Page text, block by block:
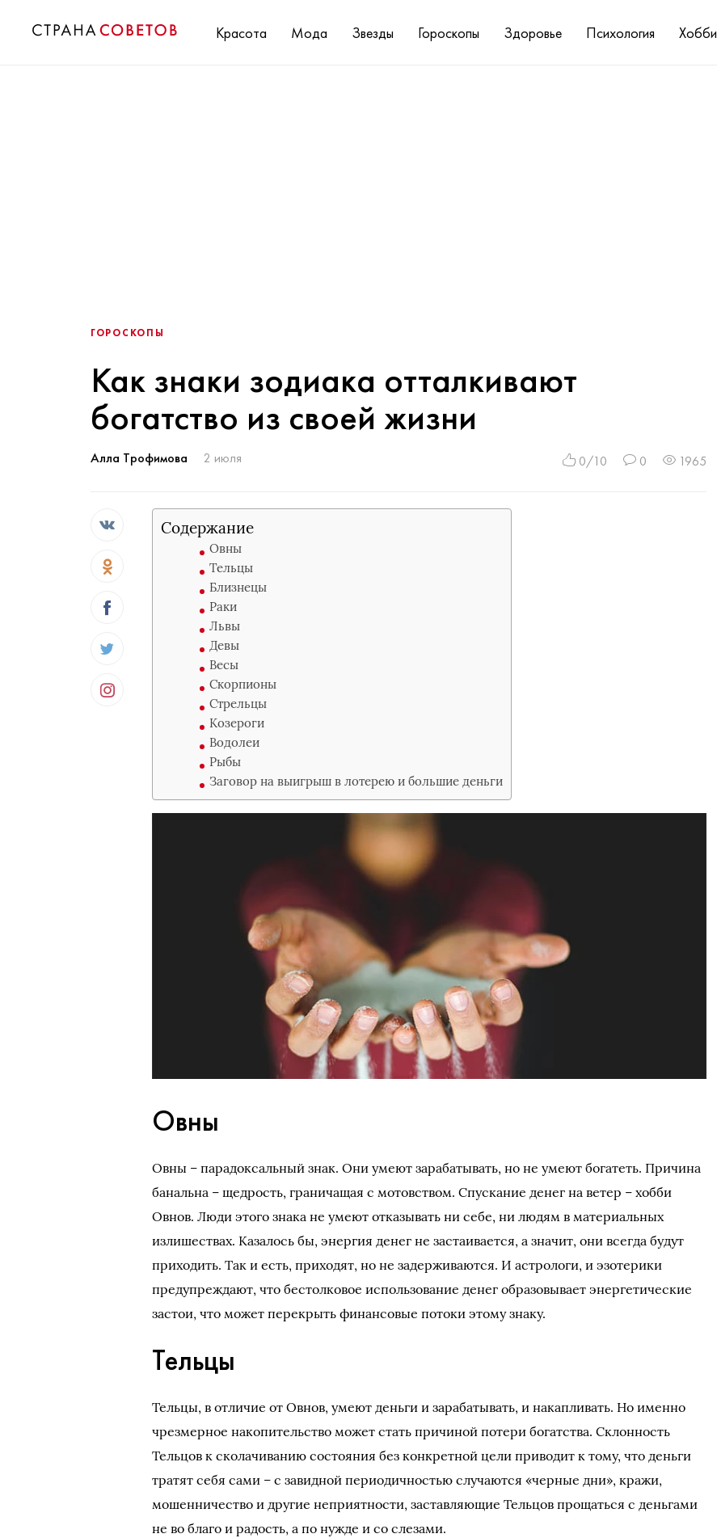
Красота Мода Звезды Гороскопы Здоровье Психология Хобби
ГОРОСКОПЫ
Как знаки зодиака отталкивают
богатство из своей жизни
Алла Трофимова 2 июля 0/10 0 1965
Содержание
Овны
Тельцы
Близнецы
Раки
Львы
Девы
Весы
Скорпионы
Стрельцы
Козероги
Водолеи
Рыбы
Заговор на выигрыш в лотерею и большие деньги
Овны
Овны – парадоксальный знак. Они умеют зарабатывать, но не умеют богатеть. Причина
банальна – щедрость, граничащая с мотовством. Спускание денег на ветер – хобби
Овнов. Люди этого знака не умеют отказывать ни себе, ни людям в материальных
излишествах. Казалось бы, энергия денег не застаивается, а значит, они всегда будут
приходить. Так и есть, приходят, но не задерживаются. И астрологи, и эзотерики
предупреждают, что бестолковое использование денег образовывает энергетические
застои, что может перекрыть финансовые потоки этому знаку.
Тельцы
Тельцы, в отличие от Овнов, умеют деньги и зарабатывать, и накапливать. Но именно
чрезмерное накопительство может стать причиной потери богатства. Склонность
Тельцов к сколачиванию состояния без конкретной цели приводит к тому, что деньги
тратят себя сами – с завидной периодичностью случаются «черные дни», кражи,
мошенничество и другие неприятности, заставляющие Тельцов прощаться с деньгами
не во благо и радость, а по нужде и со слезами.